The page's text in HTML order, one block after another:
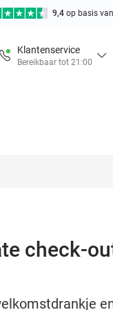
9,4 op basis van
Klantenservice
Bereikbaar tot 21:00
check-